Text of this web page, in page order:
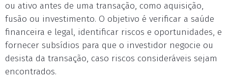
ou ativo antes de uma transação, como aquisição,
fusão ou investimento. O objetivo é verificar a saúde
financeira e legal, identificar riscos e oportunidades, e
fornecer subsídios para que o investidor negocie ou
desista da transação, caso riscos consideráveis sejam
encontrados.